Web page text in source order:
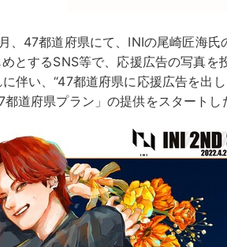
、47都道府県にて、INIの尾崎匠海
とするSNS等で、応援広告の写真を
伴い、“47都道府県に応援広告を出
都道府県プラン」の提供をスタートし